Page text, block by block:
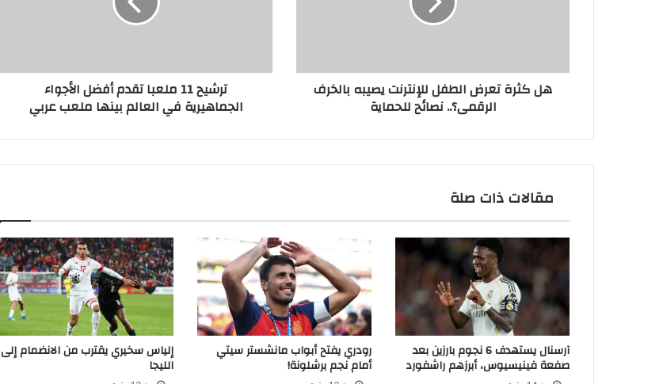
العالم
ترشيح 11 ملعبا تقدم أفضل الأجواء
الجماهيرية في العالم بينها ملعب عربي
نصائح
للحمايةهل كثرة تعرض الطفل للإنترنت يصيبه بالخرف
الرقمى؟.. نصائح للحماية
مقالات ذات صلة
إلياس سخيري يقترب من الانضمام إلى
الليجا
رودري يفتح أبواب مانشستر سيتي
أمام نجم برشلونة!
آرسنال يستهدف 6 نجوم بارزين بعد
صفعة فينيسيوس، أبرزهم راشفورد